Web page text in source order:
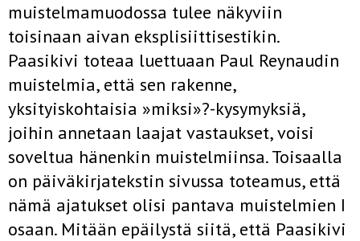
muistelmamuodossa tulee näkyviin
toisinaan aivan eksplisiittisestikin.
Paasikivi toteaa luettuaan Paul Reynaudin
muistelmia, että sen rakenne,
yksityiskohtaisia »miksi»?-kysymyksiä,
joihin annetaan laajat vastaukset, voisi
soveltua hänenkin muistelmiinsa. Toisaalla
on päiväkirjatekstin sivussa toteamus, että
nämä ajatukset olisi pantava muistelmien I
osaan. Mitään epäilystä siitä, että Paasikivi